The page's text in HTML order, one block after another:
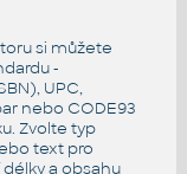
si můžete
-
UPC,
nebo CODE93
Zvolte typ
text pro
a obsahu